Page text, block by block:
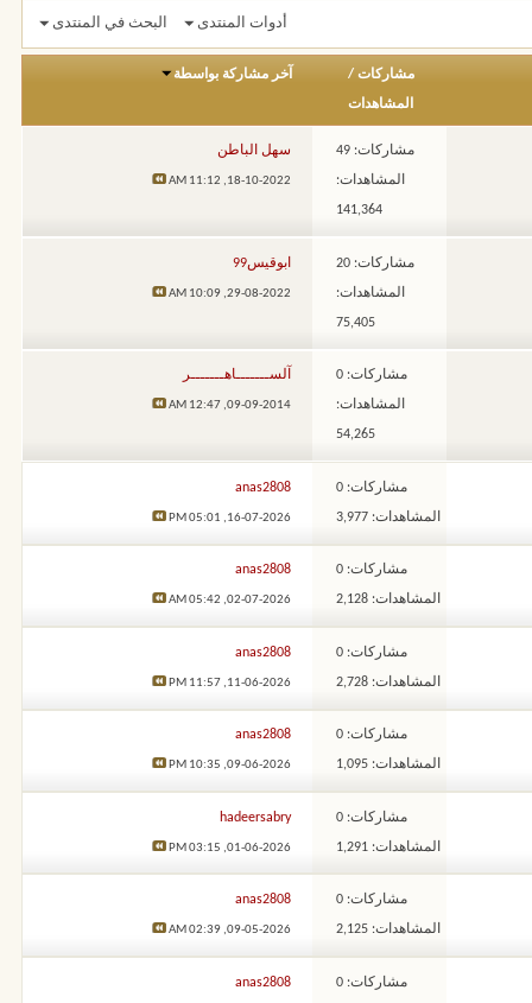
أدوات المنتدى البحث في المنتدى
مشاركات /
المشاهدات
آخر مشاركة بواسطة
مشاركات: 49
المشاهدات:
141,364
سهل الباطن
18-10-2022,
11:12 AM
مشاركات: 20
المشاهدات:
75,405
ابوقيس99
29-08-2022,
10:09 AM
مشاركات: 0
المشاهدات:
54,265
آلســـــــاهـــــــر
09-09-2014,
12:47 AM
مشاركات: 0
المشاهدات: 3,977
anas2808
16-07-2026,
05:01 PM
مشاركات: 0
المشاهدات: 2,128
anas2808
02-07-2026,
05:42 AM
مشاركات: 0
المشاهدات: 2,728
anas2808
11-06-2026,
11:57 PM
مشاركات: 0
المشاهدات: 1,095
anas2808
09-06-2026,
10:35 PM
مشاركات: 0
المشاهدات: 1,291
hadeersabry
01-06-2026,
03:15 PM
مشاركات: 0
المشاهدات: 2,125
anas2808
09-05-2026,
02:39 AM
مشاركات: 0 anas2808